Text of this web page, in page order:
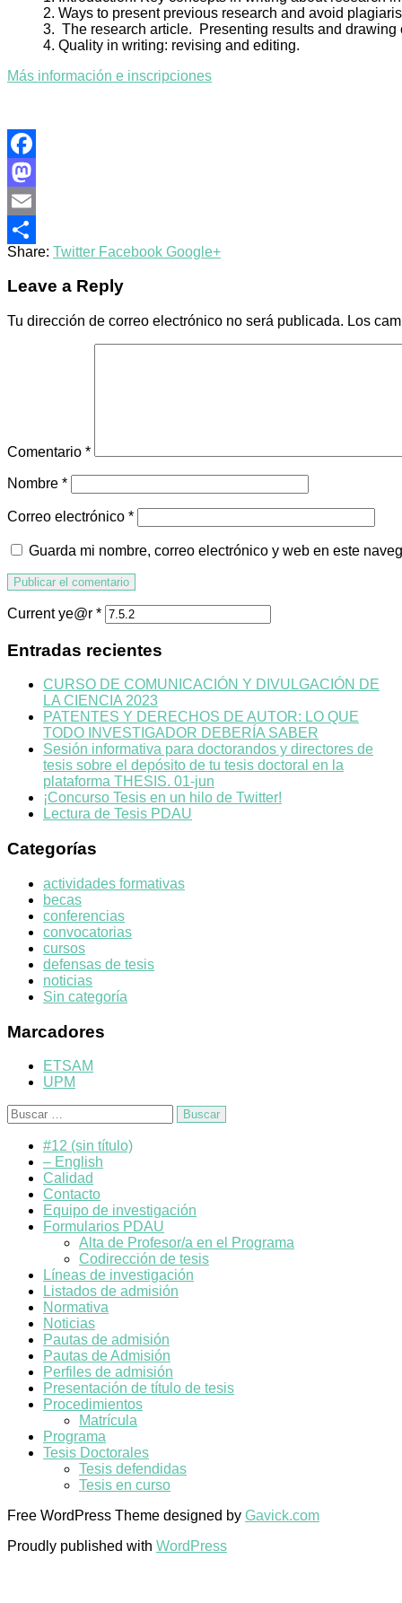
2. Ways to present previous research and avoid
3. The research article. Presenting results and
4. Quality in writing: revising and editing.
Más información e inscripciones
Facebook
Mastodon
Email
Compartir
Share: Twitter Facebook Google+
Leave a Reply
Tu dirección de correo electrónico no será publicada. Los
Comentario *
Nombre *
Correo electrónico *
Guarda mi nombre, correo electrónico y web en este
Current ye@r *
Entradas recientes
CURSO DE COMUNICACIÓN Y DIVULGACIÓN DE
LA CIENCIA 2023
PATENTES Y DERECHOS DE AUTOR: LO QUE
TODO INVESTIGADOR DEBERÍA SABER
Sesión informativa para doctorandos y directores de
tesis sobre el depósito de tu tesis doctoral en la
plataforma THESIS. 01-jun
¡Concurso Tesis en un hilo de Twitter!
Lectura de Tesis PDAU
Categorías
actividades formativas
becas
conferencias
convocatorias
cursos
defensas de tesis
noticias
Sin categoría
Marcadores
ETSAM
UPM
Buscar:
#12 (sin título)
– English
Calidad
Contacto
Equipo de investigación
Formularios PDAU
Alta de Profesor/a en el Programa
Codirección de tesis
Líneas de investigación
Listados de admisión
Normativa
Noticias
Pautas de admisión
Pautas de Admisión
Perfiles de admisión
Presentación de título de tesis
Procedimientos
Matrícula
Programa
Tesis Doctorales
Tesis defendidas
Tesis en curso
Free WordPress Theme designed by Gavick.com
Proudly published with WordPress